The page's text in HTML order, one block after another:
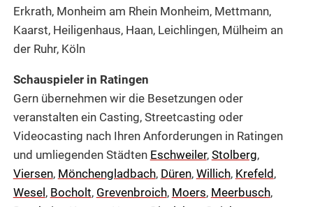
Erkrath, Monheim am Rhein Monheim, Mettmann,
Kaarst, Heiligenhaus, Haan, Leichlingen, Mülheim an
der Ruhr, Köln
Schauspieler in Ratingen
Gern übernehmen wir die Besetzungen oder
veranstalten ein Casting, Streetcasting oder
Videocasting nach Ihren Anforderungen in Ratingen
und umliegenden Städten Eschweiler, Stolberg,
Viersen, Mönchengladbach, Düren, Willich, Krefeld,
Wesel, Bocholt, Grevenbroich, Moers, Meerbusch,